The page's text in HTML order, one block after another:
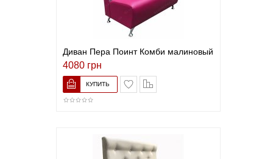
Диван Пера Поинт Комби малиновый
4080 грн
В список желаний